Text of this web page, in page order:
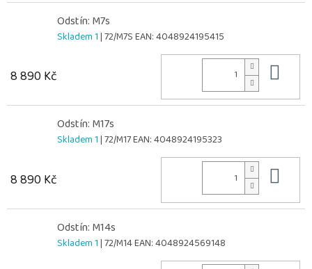
Odstín: M7s
Skladem 1| 72/M7SEAN:4048924195415
8 890 Kč
Odstín: M17s
Skladem 1| 72/M17EAN:4048924195323
8 890 Kč
Odstín: M14s
Skladem 1| 72/M14EAN:4048924569148